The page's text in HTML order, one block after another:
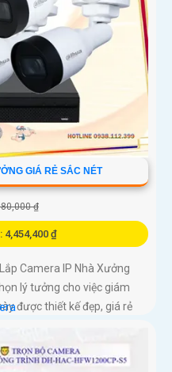
GIÁ RẺ SẮC NÉT
₫
4,454,400 ₫
Camera IP Nhà Xưởng
lý tưởng cho việc giám
được thiết kế đẹp, giá rẻ
ảnh sắc nét lên đến 2